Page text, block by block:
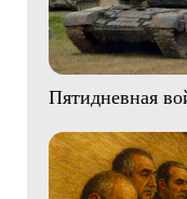
Пятидневная